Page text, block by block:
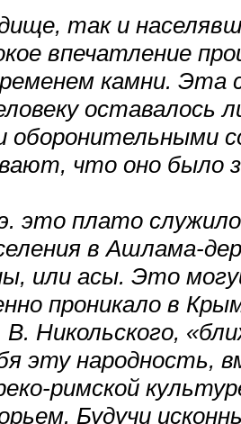
так и
впечатление
камни. Эта
что оно было
это плато
в Ашлама-
или асы. Это
проникало в
Никольского,
эту народность,
римской
Будучи